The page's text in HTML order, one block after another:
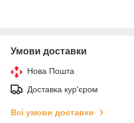
Умови доставки
Нова Пошта
Доставка кур'єром
Всі умови доставки